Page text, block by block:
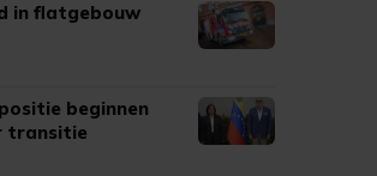
in flatgebouw
beginnen
transitie